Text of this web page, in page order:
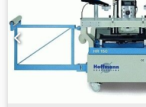
materialer den kan
slotboremaskine bør være
planlægger at udføre med
tilstrækkelig kraft til at
Service og support
Overvej tilgængeligheden af
reparationsmuligheder. En